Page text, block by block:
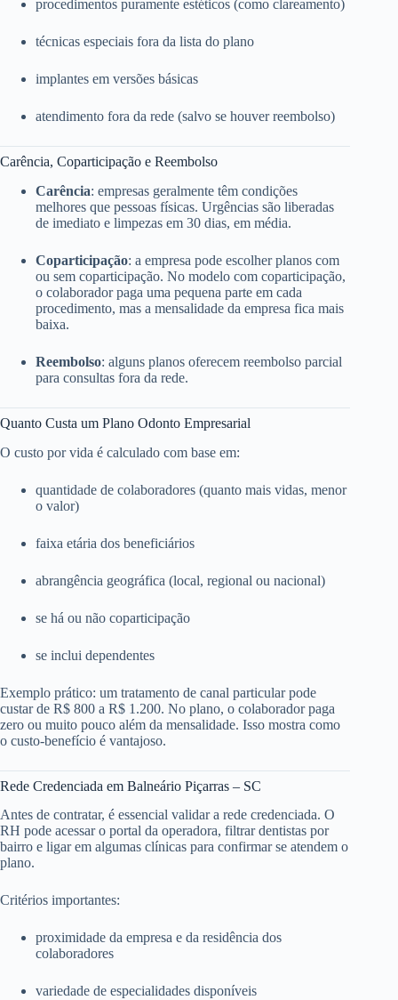
procedimentos puramente estéticos (como clareamento)
técnicas especiais fora da lista do plano
implantes em versões básicas
atendimento fora da rede (salvo se houver reembolso)
Carência, Coparticipação e Reembolso
Carência: empresas geralmente têm condições
melhores que pessoas físicas. Urgências são liberadas
de imediato e limpezas em 30 dias, em média.
Coparticipação: a empresa pode escolher planos com
ou sem coparticipação. No modelo com coparticipação,
o colaborador paga uma pequena parte em cada
procedimento, mas a mensalidade da empresa fica mais
baixa.
Reembolso: alguns planos oferecem reembolso parcial
para consultas fora da rede.
Quanto Custa um Plano Odonto Empresarial
O custo por vida é calculado com base em:
quantidade de colaboradores (quanto mais vidas, menor
o valor)
faixa etária dos beneficiários
abrangência geográfica (local, regional ou nacional)
se há ou não coparticipação
se inclui dependentes
Exemplo prático: um tratamento de canal particular pode
custar de R$ 800 a R$ 1.200. No plano, o colaborador paga
zero ou muito pouco além da mensalidade. Isso mostra como
o custo-benefício é vantajoso.
Rede Credenciada em Balneário Piçarras – SC
Antes de contratar, é essencial validar a rede credenciada. O
RH pode acessar o portal da operadora, filtrar dentistas por
bairro e ligar em algumas clínicas para confirmar se atendem o
plano.
Critérios importantes:
proximidade da empresa e da residência dos
colaboradores
variedade de especialidades disponíveis